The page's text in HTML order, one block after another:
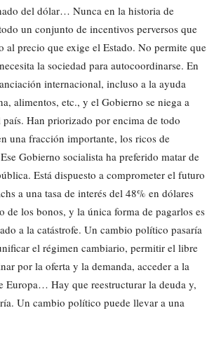
del dólar… Nunca en la historia de
un conjunto de incentivos perversos que
al precio que exige el Estado. No permite que
la sociedad para autocoordinarse. En
internacional, incluso a la ayuda
alimentos, etc., y el Gobierno se niega a
Han priorizado por encima de todo
una fracción importante, los ricos de
Gobierno socialista ha preferido matar de
Está dispuesto a comprometer el futuro
a una tasa de interés del 48% en dólares
de los bonos, y la única forma de pagarlos es
a la catástrofe. Un cambio político pasaría
el régimen cambiario, permitir el libre
por la oferta y la demanda, acceder a la
Europa… Hay que reestructurar la deuda y,
Un cambio político puede llevar a una